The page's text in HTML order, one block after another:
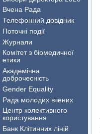
Вчена Рада
Телефонний довідник
Поточні події
Журнали
Комітет з біомедичної
етики
Академічна
доброчесність
Gender Equality
Рада молодих вчених
Центр колективного
користування
Банк Клітинних ліній